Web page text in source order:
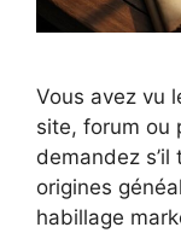
Vous avez vu
site, forum ou
demandez
origines
habillage